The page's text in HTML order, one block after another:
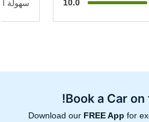
10.0
سهولة
Book a Car on
Download our FREE App for